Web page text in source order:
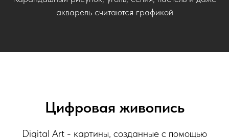
акварель считаются графикой
Цифровая живопись
Digital Art - картины, созданные с помощью